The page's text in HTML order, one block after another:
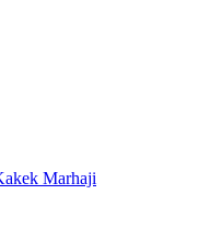
Marhaji